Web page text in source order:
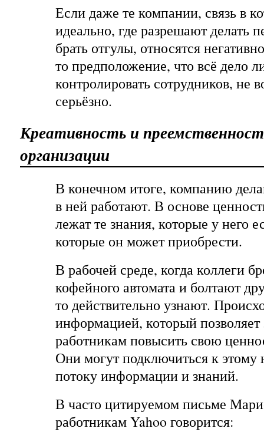
Если даже те компании, связь в
идеально, где разрешают делать
брать отгулы, относятся
то предположение, что всё дело
контролировать сотрудников, не
серьёзно.
Креативность и
организации
В конечном итоге, компанию
в ней работают. В основе
лежат те знания, которые у него
которые он может приобрести.
В рабочей среде, когда коллеги
кофейного автомата и болтают
то действительно узнают.
информацией, который
работникам повысить свою
Они могут подключиться к
потоку информации и знаний.
В часто цитируемом письме
работникам Yahoo говорится: